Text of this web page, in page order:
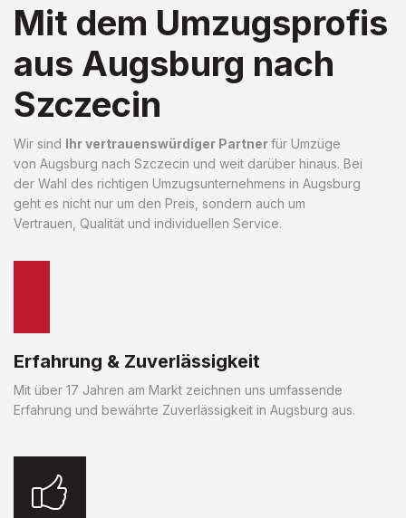
Mit dem Umzugsprofis
aus Augsburg nach
Szczecin
Wir sind Ihr vertrauenswürdiger Partnerfür Umzüge
von Augsburg nach Szczecin und weit darüber hinaus. Bei
der Wahl des richtigen Umzugsunternehmens in Augsburg
geht es nicht nur um den Preis, sondern auch um
Vertrauen, Qualität und individuellen Service.
Erfahrung & Zuverlässigkeit
Mit über 17 Jahren am Markt zeichnen uns umfassende
Erfahrung und bewährte Zuverlässigkeit in Augsburg aus.